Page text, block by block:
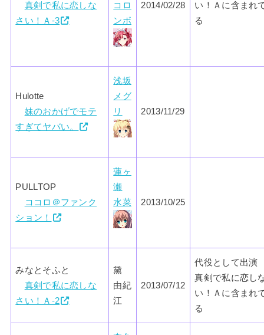
真剣で私に恋しな
さい！Ａ-3
コロ
ンボ
2014/02/28
い！Ａに含まれ
る
Hulotte
妹のおかげでモテ
すぎてヤバい。
浅坂
メグ
リ
2013/11/29
PULLTOP
ココロ＠ファンク
ション！
蓮ヶ
瀬
水菜
2013/10/25
みなとそふと
真剣で私に恋しな
さい！Ａ-2
黛
由紀
江
2013/07/12
代役として出演
真剣で私に恋し
い！Ａに含まれ
る